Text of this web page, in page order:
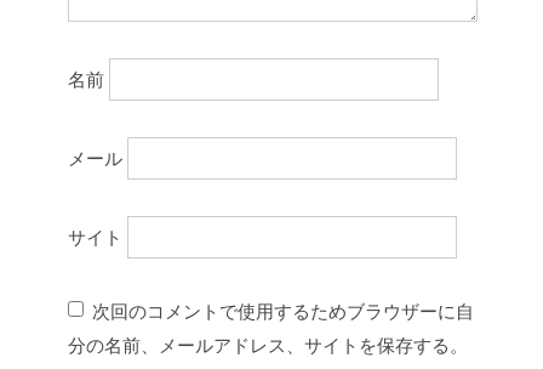
名前
メール
サイト
次回のコメントで使用するためブラウザーに自
分の名前、メールアドレス、サイトを保存する。